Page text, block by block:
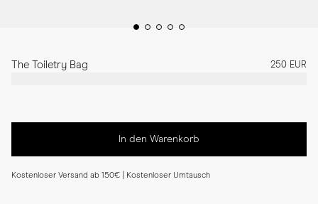
The Toiletry Bag 250 EUR
In den Warenkorb
Kostenloser Versand ab 150€ | Kostenloser Umtausch